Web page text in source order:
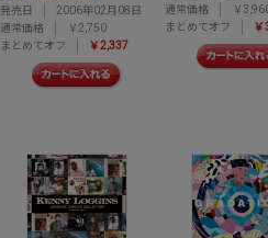
発売日
2006年02月08日
通常価格
￥2,750
まとめてオフ
￥2,337
通常価格
￥
まとめてオフ
￥